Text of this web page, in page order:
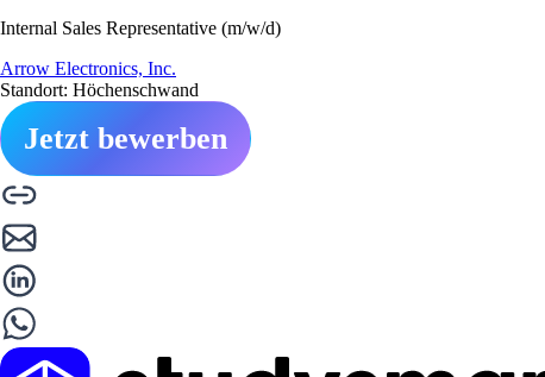
Internal Sales Representative (m/w/d)
Arrow Electronics, Inc.
Standort: Höchenschwand
Jetzt bewerben